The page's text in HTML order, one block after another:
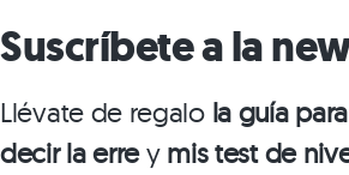
Suscríbete a la
Llévate de regalo la guía
decir la errey mis test de